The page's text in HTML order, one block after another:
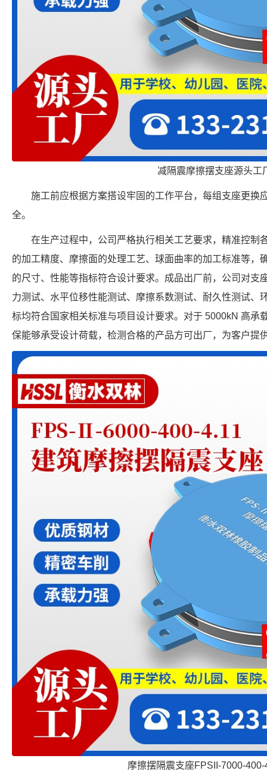
减隔震摩擦摆支座源头工
施工前应根据方案搭设牢固的工作平台，每组支座更换
全。
在生产过程中，公司严格执行相关工艺要求，精准控制
的加工精度、摩擦面的处理工艺、球面曲率的加工标准等，
的尺寸、性能等指标符合设计要求。成品出厂前，公司对支
力测试、水平位移性能测试、摩擦系数测试、耐久性测试、
标均符合国家相关标准与项目设计要求。对于 5000kN 高承
保能够承受设计荷载，检测合格的产品方可出厂，为客户提
摩擦摆隔震支座FPSII-7000-400-